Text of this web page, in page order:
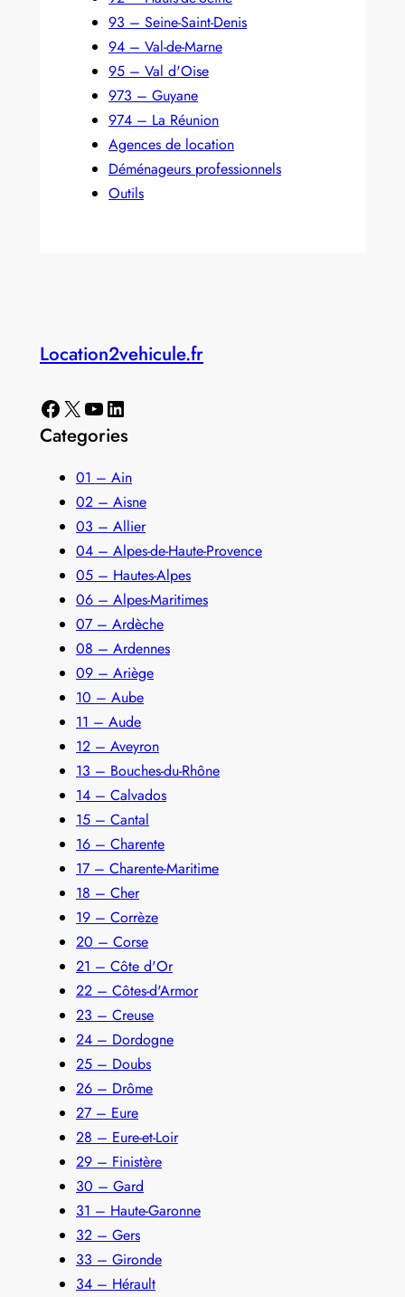
93 – Seine-Saint-Denis
94 – Val-de-Marne
95 – Val d'Oise
973 – Guyane
974 – La Réunion
Agences de location
Déménageurs professionnels
Outils
Location2vehicule.fr
Facebook X YouTube LinkedIn
Categories
01 – Ain
02 – Aisne
03 – Allier
04 – Alpes-de-Haute-Provence
05 – Hautes-Alpes
06 – Alpes-Maritimes
07 – Ardèche
08 – Ardennes
09 – Ariège
10 – Aube
11 – Aude
12 – Aveyron
13 – Bouches-du-Rhône
14 – Calvados
15 – Cantal
16 – Charente
17 – Charente-Maritime
18 – Cher
19 – Corrèze
20 – Corse
21 – Côte d'Or
22 – Côtes-d'Armor
23 – Creuse
24 – Dordogne
25 – Doubs
26 – Drôme
27 – Eure
28 – Eure-et-Loir
29 – Finistère
30 – Gard
31 – Haute-Garonne
32 – Gers
33 – Gironde
34 – Hérault